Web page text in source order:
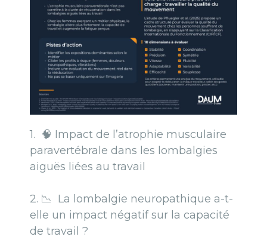
1. 🧠 Impact de l’atrophie musculaire
paravertébrale dans les lombalgies
aiguës liées au travail
2. 📉 La lombalgie neuropathique a-t-
elle un impact négatif sur la capacité
de travail ?